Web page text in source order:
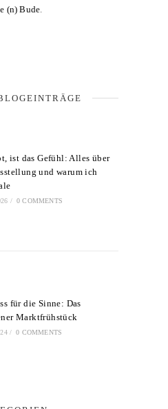
(n) Bude
ist das Gefühl: Alles über
und warum ich
/ 0 COMMENTS
für die Sinne: Das
Marktfrühstück
/ 0 COMMENTS